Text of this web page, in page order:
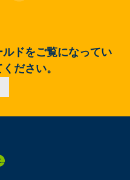
ドをご覧になってい
ださい。